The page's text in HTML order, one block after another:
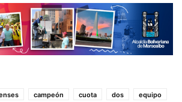
campeón cuota dos
equipo